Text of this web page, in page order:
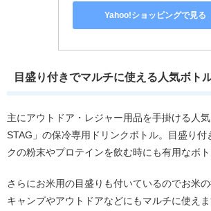
Yahoo!ショッピングで見る
目盛り付きでマルチに使える人気ボト
主にアウトドア・レジャー用品を手掛ける人
STAG」の保冷専用ドリンクボトル。目盛り付
クの粉末やプロテインを飲む時にも有用なボト
さらにお米用の目盛りも付いているのでお米の
キャンプやアウトドアなどにもマルチに使え